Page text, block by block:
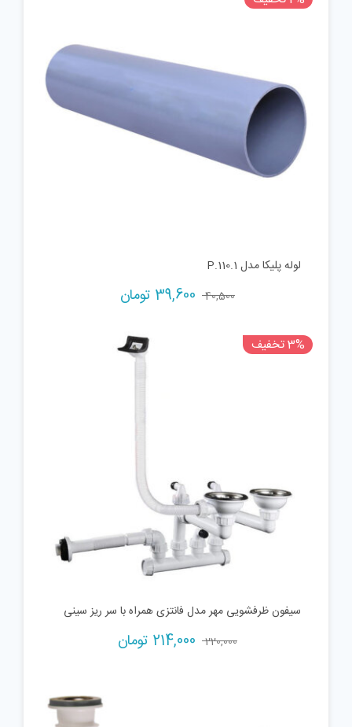
لوله پلیکا مدل P.110.1
40,500
39,600 تومان
3% تخفیف
سیفون ظرفشویی مهر مدل فانتزی همراه با سر ریز سینی
220,000
214,000 تومان